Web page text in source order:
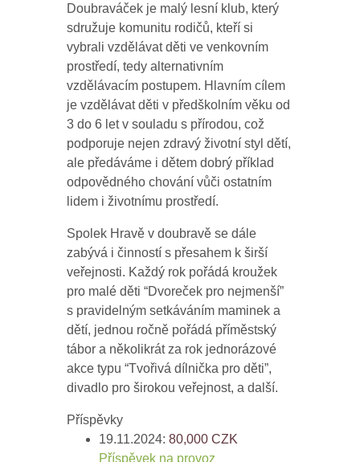
Doubraváček je malý lesní klub, který
sdružuje komunitu rodičů, kteří si
vybrali vzdělávat děti ve venkovním
prostředí, tedy alternativním
vzdělávacím postupem. Hlavním cílem
je vzdělávat děti v předškolním věku od
3 do 6 let v souladu s přírodou, což
podporuje nejen zdravý životní styl dětí,
ale předáváme i dětem dobrý příklad
odpovědného chování vůči ostatním
lidem i životnímu prostředí.
Spolek Hravě v doubravě se dále
zabývá i činností s přesahem k širší
veřejnosti. Každý rok pořádá kroužek
pro malé děti “Dvoreček pro nejmenší”
s pravidelným setkáváním maminek a
dětí, jednou ročně pořádá příměstský
tábor a několikrát za rok jednorázové
akce typu “Tvořivá dílnička pro děti”,
divadlo pro širokou veřejnost, a další.
Příspěvky
19.11.2024:80,000CZK
Příspěvek na provoz